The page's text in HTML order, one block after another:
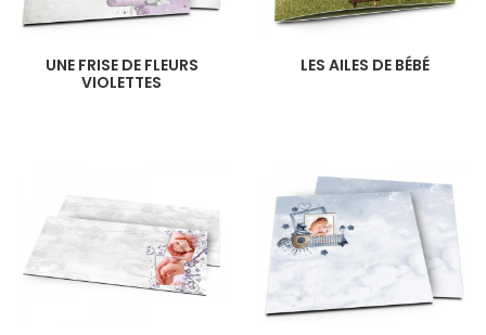
UNE FRISE DE FLEURS
VIOLETTES
LES AILES DE BÉBÉ